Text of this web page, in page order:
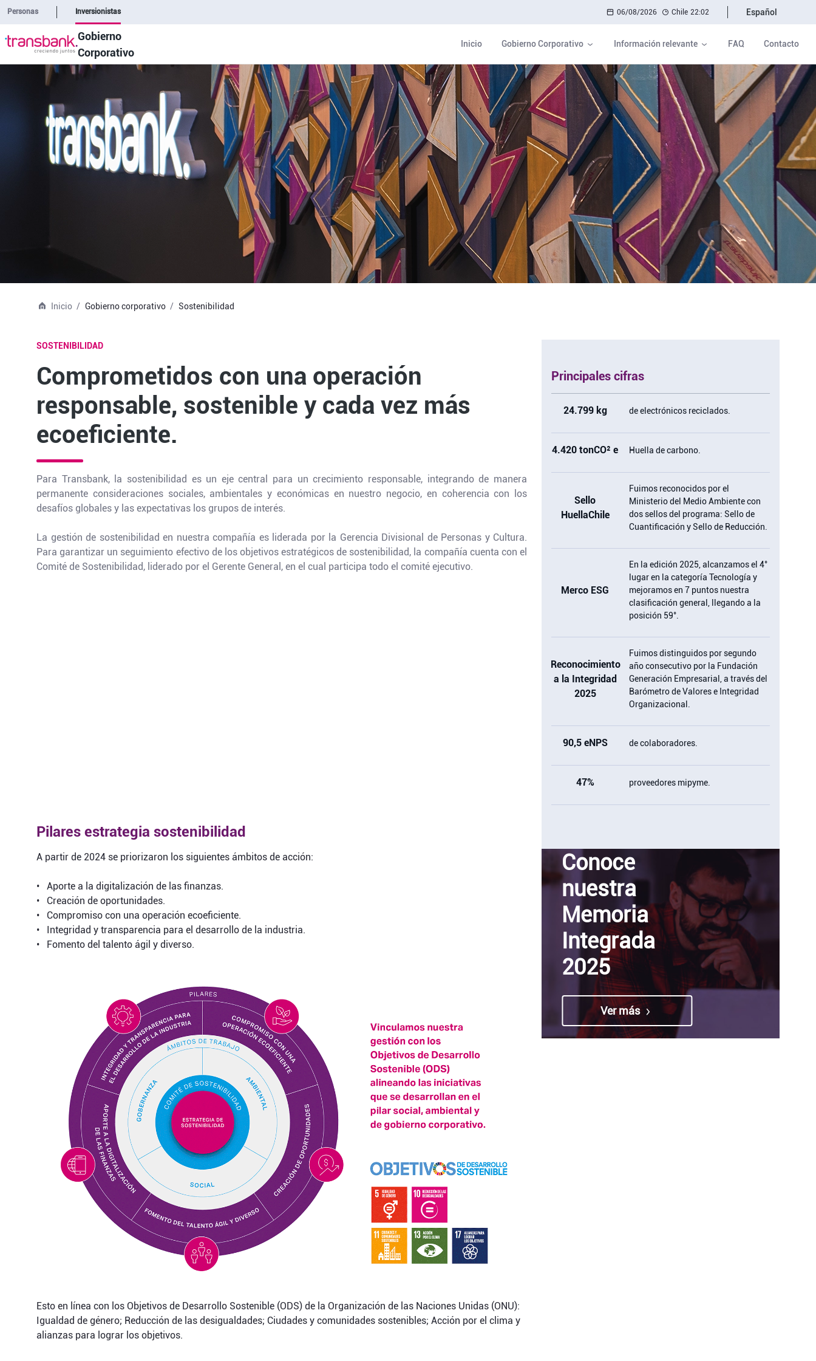
Personas Inversionistas 06/08/2026 Chile 22:02 Español
Gobierno
Corporativo
Inicio Gobierno Corporativo Información relevante FAQ Contacto
Inicio Gobierno corporativo Sostenibilidad
SOSTENIBILIDAD
Comprometidos con una operación
responsable, sostenible y cada vez más
ecoeficiente.
Para Transbank, la sostenibilidad es un eje central para un crecimiento responsable, integrando de manera
permanente consideraciones sociales, ambientales y económicas en nuestro negocio, en coherencia con los
desafíos globales y las expectativas los grupos de interés.
La gestión de sostenibilidad en nuestra compañía es liderada por la Gerencia Divisional de Personas y Cultura.
Para garantizar un seguimiento efectivo de los objetivos estratégicos de sostenibilidad, la compañía cuenta con el
Comité de Sostenibilidad, liderado por el Gerente General, en el cual participa todo el comité ejecutivo.
Pilares estrategia sostenibilidad
A partir de 2024 se priorizaron los siguientes ámbitos de acción:
• Aporte a la digitalización de las finanzas.
• Creación de oportunidades.
• Compromiso con una operación ecoeficiente.
• Integridad y transparencia para el desarrollo de la industria.
• Fomento del talento ágil y diverso.
Esto en línea con los Objetivos de Desarrollo Sostenible (ODS) de la Organización de las Naciones Unidas (ONU):
Igualdad de género; Reducción de las desigualdades; Ciudades y comunidades sostenibles; Acción por el clima y
alianzas para lograr los objetivos.
Principales cifras
24.799 kg de electrónicos reciclados.
4.420 tonCO² e Huella de carbono.
Sello
HuellaChile
Fuimos reconocidos por el
Ministerio del Medio Ambiente con
dos sellos del programa: Sello de
Cuantificación y Sello de Reducción.
Merco ESG
En la edición 2025, alcanzamos el 4°
lugar en la categoría Tecnología y
mejoramos en 7 puntos nuestra
clasificación general, llegando a la
posición 59°.
Reconocimiento
a la Integridad
2025
Fuimos distinguidos por segundo
año consecutivo por la Fundación
Generación Empresarial, a través del
Barómetro de Valores e Integridad
Organizacional.
90,5 eNPS de colaboradores.
47% proveedores mipyme.
Conoce
nuestra
Memoria
Integrada
2025
Ver más